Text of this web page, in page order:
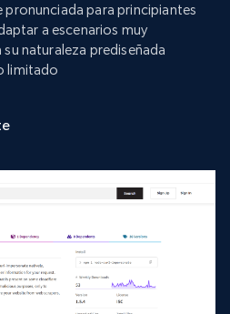
pronunciada para principiantes
a escenarios muy
naturaleza prediseñada
limitado